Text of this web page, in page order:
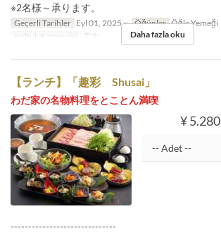
※2名様～承ります。
Geçerli Tarihler Eyl 01, 2025 ~ Öğünler Öğle Yemeği
Koltuk Kategorisi
店内 Daha fazla oku
【ランチ】「趣彩 Shusai」
わだ家の名物料理をとことん満喫
¥ 5.280
------------------------------